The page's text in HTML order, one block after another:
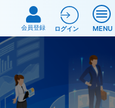
MENU
会員登録 ログイン